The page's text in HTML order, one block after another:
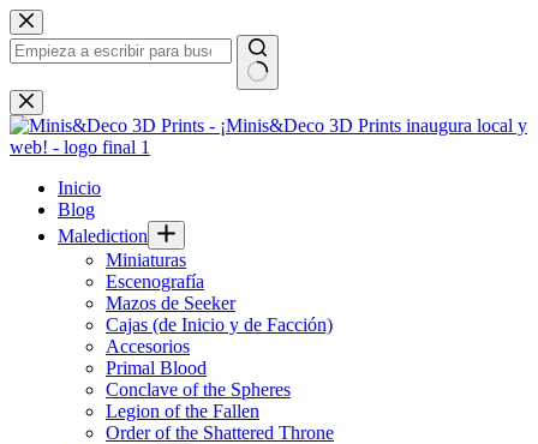
Saltar
al
contenido
Sin
resultados
Inicio
Blog
Malediction
Miniaturas
Escenografía
Mazos de Seeker
Cajas (de Inicio y de Facción)
Accesorios
Primal Blood
Conclave of the Spheres
Legion of the Fallen
Order of the Shattered Throne